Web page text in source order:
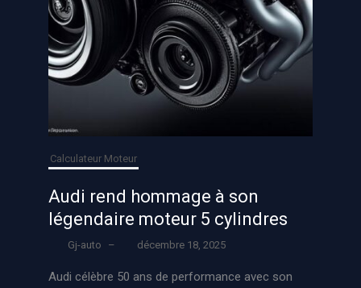
Calculateur Moteur
Audi rend hommage à son
légendaire moteur 5 cylindres
Gj-auto – décembre 18, 2025
Audi célèbre 50 ans de performance avec son